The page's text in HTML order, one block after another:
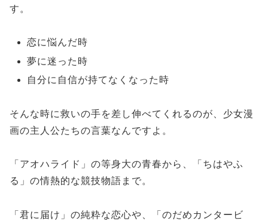
す。
恋に悩んだ時
夢に迷った時
自分に自信が持てなくなった時
そんな時に救いの手を差し伸べてくれるのが、少女漫
画の主人公たちの言葉なんですよ。
「アオハライド」の等身大の青春から、「ちはやふ
る」の情熱的な競技物語まで。
「君に届け」の純粋な恋心や、「のだめカンタービ